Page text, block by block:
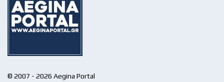
© 2007 - 2026 Aegina Portal